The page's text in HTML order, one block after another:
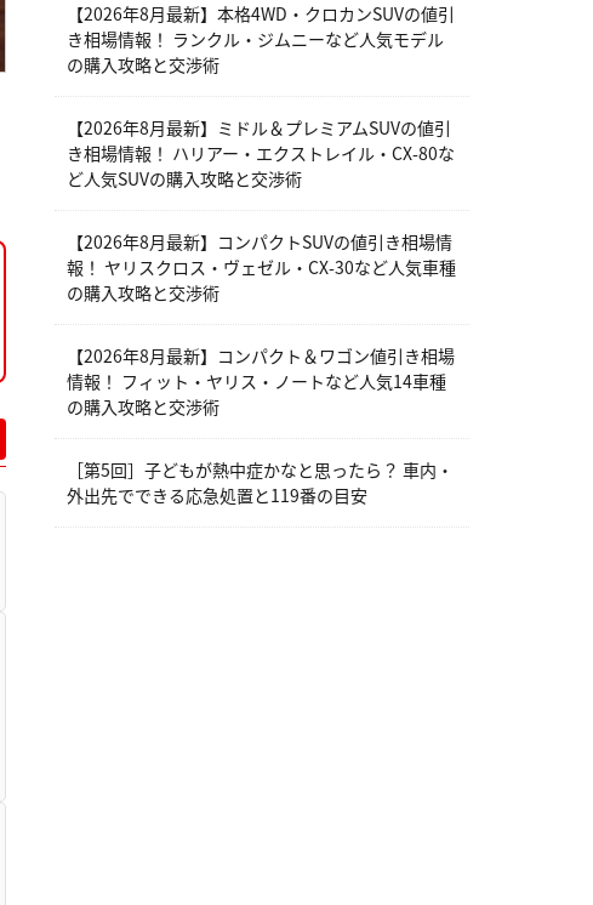
【2026年8月最新】本格4WD・クロカンSUVの値引
き相場情報！ ランクル・ジムニーなど人気モデル
の購入攻略と交渉術
【2026年8月最新】ミドル＆プレミアムSUVの値引
き相場情報！ ハリアー・エクストレイル・CX-80な
ど人気SUVの購入攻略と交渉術
【2026年8月最新】コンパクトSUVの値引き相場情
報！ ヤリスクロス・ヴェゼル・CX-30など人気車種
の購入攻略と交渉術
【2026年8月最新】コンパクト＆ワゴン値引き相場
情報！ フィット・ヤリス・ノートなど人気14車種
の購入攻略と交渉術
［第5回］子どもが熱中症かなと思ったら？ 車内・
外出先でできる応急処置と119番の目安